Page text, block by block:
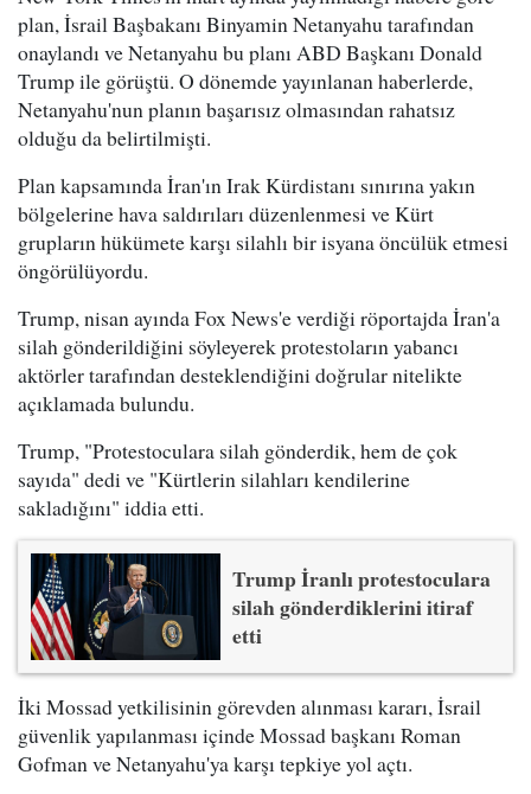
plan, İsrail Başbakanı Binyamin Netanyahu tarafından
onaylandı ve Netanyahu bu planı ABD Başkanı Donald
Trump ile görüştü. O dönemde yayınlanan haberlerde,
Netanyahu'nun planın başarısız olmasından rahatsız
olduğu da belirtilmişti.
Plan kapsamında İran'ın Irak Kürdistanı sınırına yakın
bölgelerine hava saldırıları düzenlenmesi ve Kürt
grupların hükümete karşı silahlı bir isyana öncülük etmesi
öngörülüyordu.
Trump, nisan ayında Fox News'e verdiği röportajda İran'a
silah gönderildiğini söyleyerek protestoların yabancı
aktörler tarafından desteklendiğini doğrular nitelikte
açıklamada bulundu.
Trump, "Protestoculara silah gönderdik, hem de çok
sayıda" dedi ve "Kürtlerin silahları kendilerine
sakladığını" iddia etti.
Trump İranlı protestoculara
silah gönderdiklerini itiraf
etti
İki Mossad yetkilisinin görevden alınması kararı, İsrail
güvenlik yapılanması içinde Mossad başkanı Roman
Gofman ve Netanyahu'ya karşı tepkiye yol açtı.